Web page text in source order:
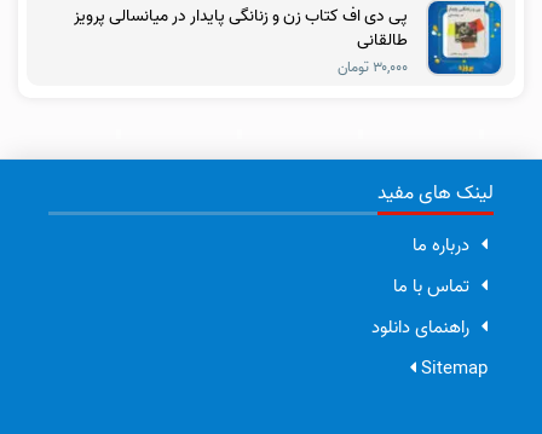
پی دی اف کتاب زن و زنانگی پایدار در میانسالی پرویز
طالقانی
۳۰,۰۰۰ تومان
لینک های مفید
درباره ما
تماس با ما
راهنمای دانلود
Sitemap